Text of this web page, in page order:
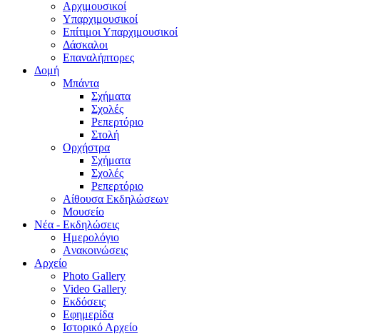
Aρχιμουσικοί
Υπαρχιμουσικοί
Επίτιμοι Υπαρχιμουσικοί
Δάσκαλοι
Επαναλήπτορες
Δομή
Μπάντα
Σχήματα
Σχολές
Ρεπερτόριο
Στολή
Ορχήστρα
Σχήματα
Σχολές
Ρεπερτόριο
Aίθουσα Εκδηλώσεων
Μουσείο
Νέα - Εκδηλώσεις
Ημερολόγιο
Aνακοινώσεις
Αρχείο
Photo Gallery
Video Gallery
Εκδόσεις
Εφημερίδα
Ιστορικό Αρχείο